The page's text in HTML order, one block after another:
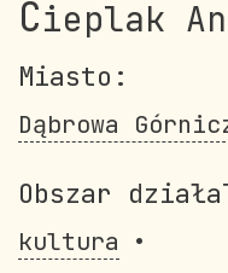
Cieplak
Miasto:
Dąbrowa
Obszar
kultura